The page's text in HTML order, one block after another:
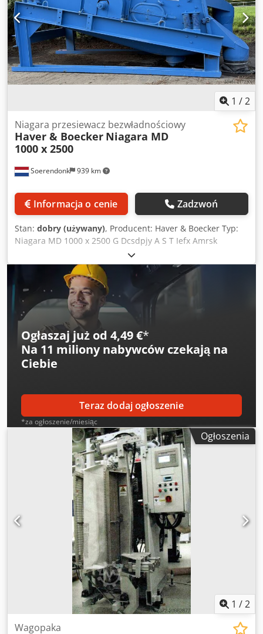
1 /2
Soerendonk 939 km
Niagara przesiewacz bezwładnościowy
Haver & Boecker Niagara MD
1000 x 2500
Informacja o cenie Zadzwoń
Stan: dobry (używany), Producent: Haver & Boecker Typ:
Niagara MD 1000 x 2500 G Dcsdpjy A S T Iefx Amrsk
Rozmiar pokładów: 1.000 x 2.500 mm Sito dwupokładowe
Zawiera: – Rama – Sprężyny – Napęd 4 kW Przesiewacz
może zostać poddany piaskowaniu i malowaniu.
Ogłaszaj już od 4,49 €*
Na 11 miliony nabywców czekają na
Ciebie
Teraz dodaj ogłoszenie
*za ogłoszenie/miesiąc
Ogłoszenia
1 /2
Wagopaka